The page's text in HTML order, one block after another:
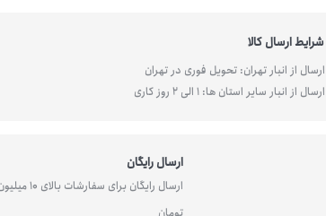
الاستین
نایلون
شرایط ارسال کالا
ارسال از انبار تهران: تحویل فوری در تهران
ارسال از انبار سایر استان ها: 1 الی 2 روز کاری
ارسال رایگان
ارسال رایگان برای سفارشات بالای 10